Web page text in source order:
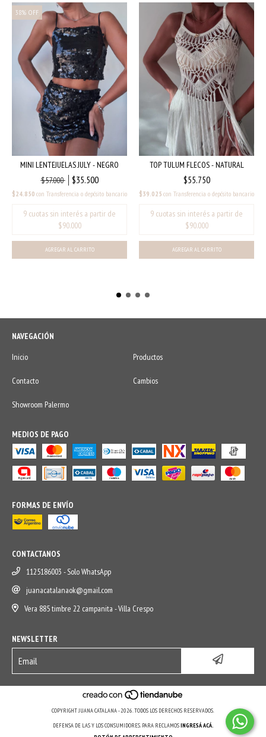
38% OFF
MINI LENTEJUELAS JULY - NEGRO
$57.000
$35.500
$24.850 con Transferencia o depósito bancario
AGREGAR AL CARRITO
TOP TULUM FLECOS - NATURAL
$55.750
$39.025 con Transferencia o depósito bancario
NAVEGACIÓN
Inicio
Productos
Contacto Cambios
Showroom Palermo
MEDIOS DE PAGO
FORMAS DE ENVÍO
CONTACTANOS
1125186003 - Solo WhatsApp
juanacatalanaok@gmail.com
Vera 885 timbre 22 campanita - Villa Crespo
NEWSLETTER
COPYRIGHT JUANA CATALANA - 2026. TODOS LOS DERECHOS RESERVADOS.
DEFENSA DE LAS Y LOS CONSUMIDORES. PARA RECLAMOSINGRESÁ ACÁ.